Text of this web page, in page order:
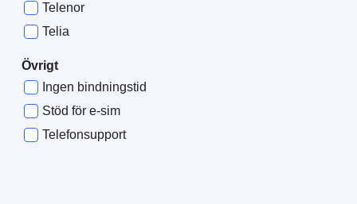
Telenor
Telia
Övrigt
Ingen bindningstid
Stöd för e-sim
Telefonsupport